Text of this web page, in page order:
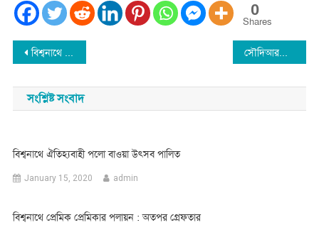
0
Shares
Post
navigation
বিশ্বনাথে বিশেষ চাহিদা সম্পন্ন শিক্ষার্থীদের ‘এসিসটিভ ডিভাইস’ বিতরণ সৌদিআরবে ‘ল্যান্ডিং পারমিশন’ পেল বিমান বাংলাদেশ
সংশ্লিষ্ট সংবাদ
বিশ্বনাথে ঐতিহ্যবাহী পলো বাওয়া উৎসব পালিত
January 15, 2020 admin
বিশ্বনাথে প্রেমিক প্রেমিকার পলায়ন : অতপর গ্রেফতার